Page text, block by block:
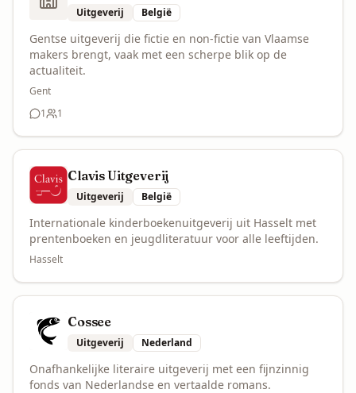
Uitgeverij België
Gentse uitgeverij die fictie en non-fictie van Vlaamse
makers brengt, vaak met een scherpe blik op de
actualiteit.
Gent
1
reactie1
volger
Clavis Uitgeverij
Uitgeverij België
Internationale kinderboekenuitgeverij uit Hasselt met
prentenboeken en jeugdliteratuur voor alle leeftijden.
Hasselt
Cossee
Uitgeverij Nederland
Onafhankelijke literaire uitgeverij met een fijnzinnig
fonds van Nederlandse en vertaalde romans.